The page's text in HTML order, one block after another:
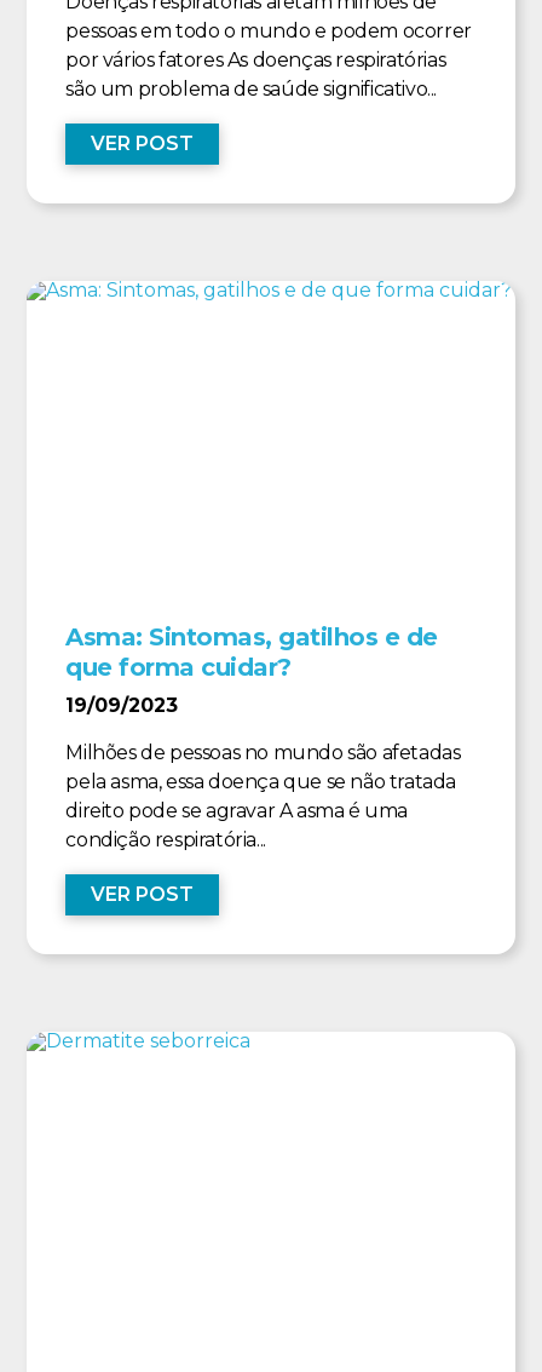
pessoas em todo o mundo e podem ocorrer
por vários fatores As doenças respiratórias
são um problema de saúde significativo...
VER POST
Asma: Sintomas, gatilhos e de
que forma cuidar?
19/09/2023
Milhões de pessoas no mundo são afetadas
pela asma, essa doença que se não tratada
direito pode se agravar A asma é uma
condição respiratória...
VER POST